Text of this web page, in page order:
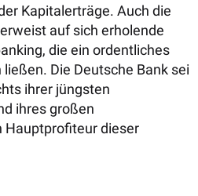
Kapitalerträge. Auch die
auf sich erholende
die ein ordentliches
Die Deutsche Bank sei
ihrer jüngsten
ihres großen
Hauptprofiteur dieser